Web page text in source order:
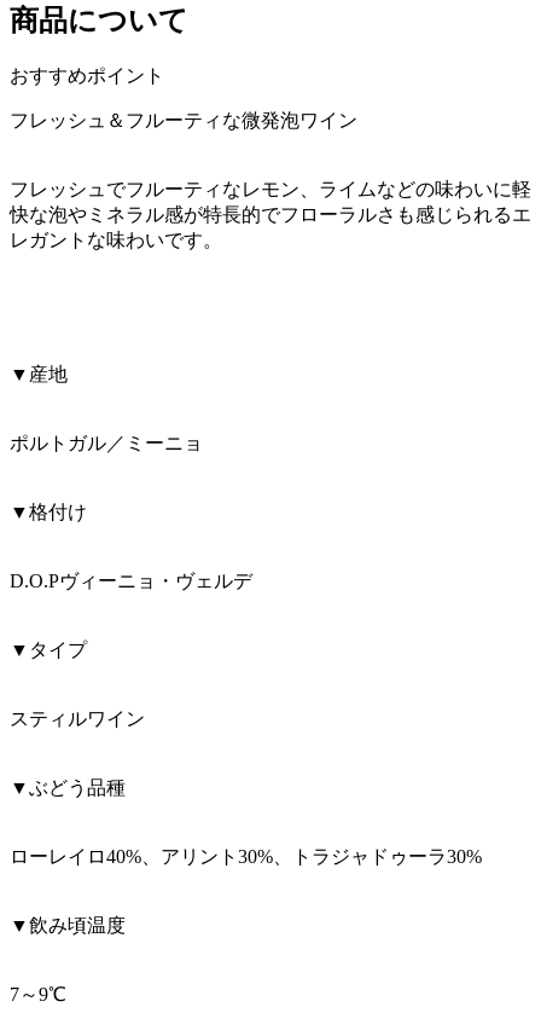
商品について
おすすめポイント
フレッシュ＆フルーティな微発泡ワイン
フレッシュでフルーティなレモン、ライムなどの味わいに軽
快な泡やミネラル感が特長的でフローラルさも感じられるエ
レガントな味わいです。
▼産地
ポルトガル／ミーニョ
▼格付け
D.O.Pヴィーニョ・ヴェルデ
▼タイプ
スティルワイン
▼ぶどう品種
ローレイロ40%、アリント30%、トラジャドゥーラ30%
▼飲み頃温度
7～9℃